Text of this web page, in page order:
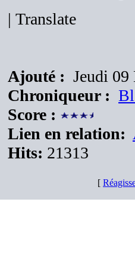
| Translate
Ajouté : Jeudi 09
Chroniqueur :
Score :
Lien en relation:
Hits: 21313
[